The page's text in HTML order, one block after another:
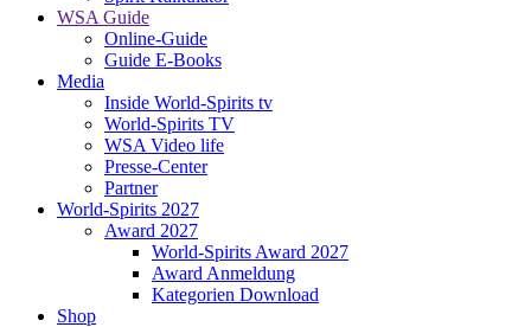
WSA Guide
Online-Guide
Guide E-Books
Media
Inside World-Spirits tv
World-Spirits TV
WSA Video life
Presse-Center
Partner
World-Spirits 2027
Award 2027
World-Spirits Award 2027
Award Anmeldung
Kategorien Download
Shop